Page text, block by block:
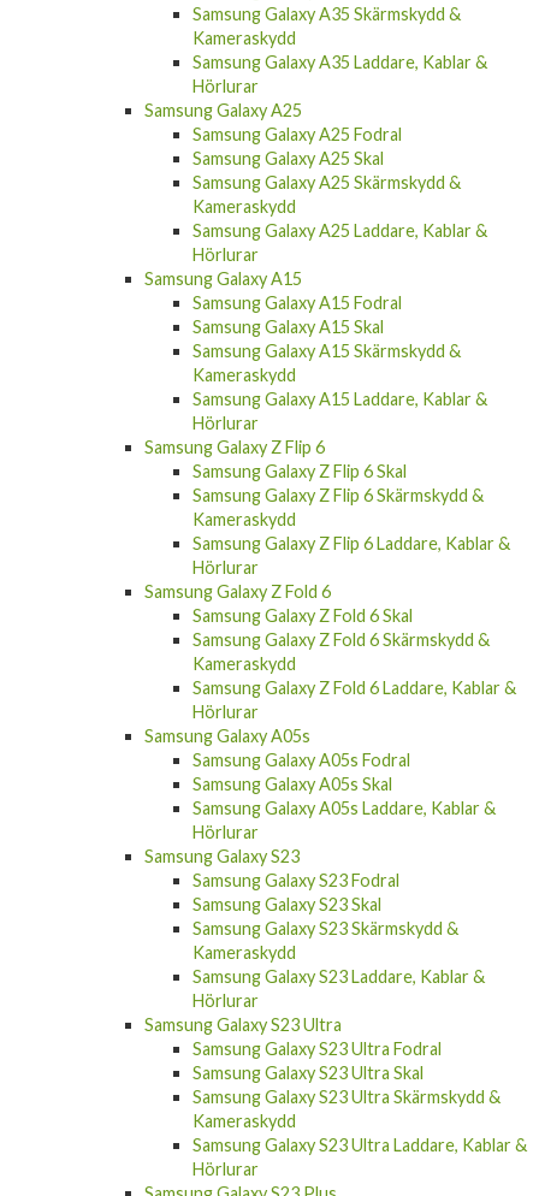
Samsung Galaxy A35 Skärmskydd &
Kameraskydd
Samsung Galaxy A35 Laddare, Kablar &
Hörlurar
Samsung Galaxy A25
Samsung Galaxy A25 Fodral
Samsung Galaxy A25 Skal
Samsung Galaxy A25 Skärmskydd &
Kameraskydd
Samsung Galaxy A25 Laddare, Kablar &
Hörlurar
Samsung Galaxy A15
Samsung Galaxy A15 Fodral
Samsung Galaxy A15 Skal
Samsung Galaxy A15 Skärmskydd &
Kameraskydd
Samsung Galaxy A15 Laddare, Kablar &
Hörlurar
Samsung Galaxy Z Flip 6
Samsung Galaxy Z Flip 6 Skal
Samsung Galaxy Z Flip 6 Skärmskydd &
Kameraskydd
Samsung Galaxy Z Flip 6 Laddare, Kablar &
Hörlurar
Samsung Galaxy Z Fold 6
Samsung Galaxy Z Fold 6 Skal
Samsung Galaxy Z Fold 6 Skärmskydd &
Kameraskydd
Samsung Galaxy Z Fold 6 Laddare, Kablar &
Hörlurar
Samsung Galaxy A05s
Samsung Galaxy A05s Fodral
Samsung Galaxy A05s Skal
Samsung Galaxy A05s Laddare, Kablar &
Hörlurar
Samsung Galaxy S23
Samsung Galaxy S23 Fodral
Samsung Galaxy S23 Skal
Samsung Galaxy S23 Skärmskydd &
Kameraskydd
Samsung Galaxy S23 Laddare, Kablar &
Hörlurar
Samsung Galaxy S23 Ultra
Samsung Galaxy S23 Ultra Fodral
Samsung Galaxy S23 Ultra Skal
Samsung Galaxy S23 Ultra Skärmskydd &
Kameraskydd
Samsung Galaxy S23 Ultra Laddare, Kablar &
Hörlurar